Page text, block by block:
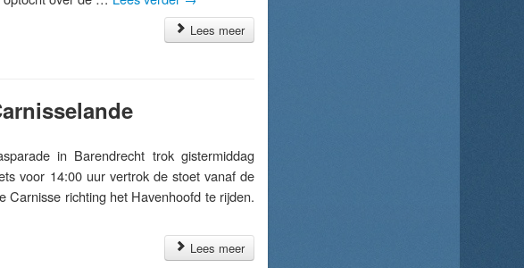
Lees meer
in Barendrecht trok gistermiddag
voor 14:00 uur vertrok de stoet vanaf de
Carnisse richting het Havenhoofd te rijden.
Lees meer